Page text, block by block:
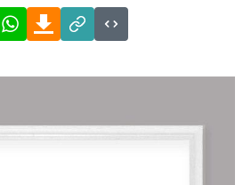
FacebookWhatsAppDownload
Link
Code